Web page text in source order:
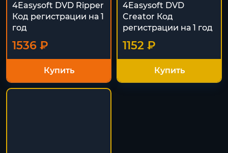
4Easysoft DVD Ripper
Код регистрации на 1
год
1536 ₽
Купить
4Easysoft DVD
Creator Код
регистрации на 1 год
1152 ₽
Купить